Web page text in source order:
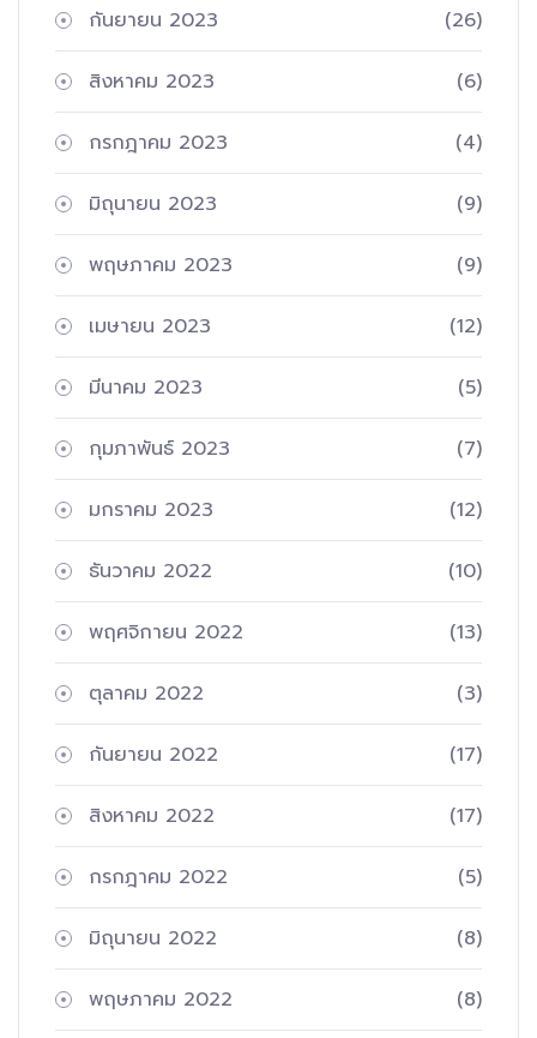
กันยายน 2023 (26)
สิงหาคม 2023 (6)
กรกฎาคม 2023 (4)
มิถุนายน 2023 (9)
พฤษภาคม 2023 (9)
เมษายน 2023 (12)
มีนาคม 2023 (5)
กุมภาพันธ์ 2023 (7)
มกราคม 2023 (12)
ธันวาคม 2022 (10)
พฤศจิกายน 2022 (13)
ตุลาคม 2022 (3)
กันยายน 2022 (17)
สิงหาคม 2022 (17)
กรกฎาคม 2022 (5)
มิถุนายน 2022 (8)
พฤษภาคม 2022 (8)